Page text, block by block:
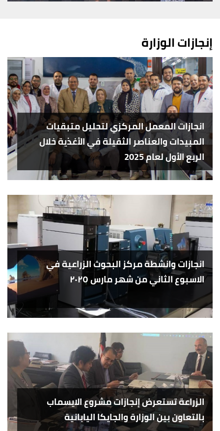
إنجازات الوزارة
انجازات المعمل المركزي لتحليل متبقيات
المبيدات والعناصر الثقيلة في الأغذية خلال
الربع الأول لعام 2025
انجازات وانشطة مركز البحوث الزراعية في
الاسبوع الثاني من شهر مارس ٢٠٢٥
الزراعة تستعرض إنجازات مشروع الايسماب
بالتعاون بين الوزارة والجايكا اليابانية